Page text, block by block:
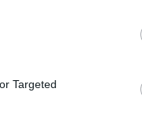
Targeted